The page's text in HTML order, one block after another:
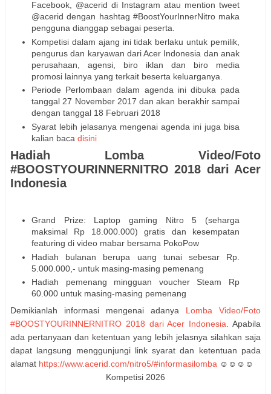
Facebook, @acerid di Instagram atau mention tweet
@acerid dengan hashtag #BoostYourInnerNitro maka
pengguna dianggap sebagai peserta.
Kompetisi dalam ajang ini tidak berlaku untuk pemilik,
pengurus dan karyawan dari Acer Indonesia dan anak
perusahaan, agensi, biro iklan dan biro media
promosi lainnya yang terkait beserta keluarganya.
Periode Perlombaan dalam agenda ini dibuka pada
tanggal 27 November 2017 dan akan berakhir sampai
dengan tanggal 18 Februari 2018
Syarat lebih jelasanya mengenai agenda ini juga bisa
kalian baca disini
Hadiah Lomba Video/Foto
#BOOSTYOURINNERNITRO 2018 dari Acer
Indonesia
Grand Prize: Laptop gaming Nitro 5 (seharga
maksimal Rp 18.000.000) gratis dan kesempatan
featuring di video mabar bersama PokoPow
Hadiah bulanan berupa uang tunai sebesar Rp.
5.000.000,- untuk masing-masing pemenang
Hadiah pemenang mingguan voucher Steam Rp
60.000 untuk masing-masing pemenang
Demikianlah informasi mengenai adanya Lomba Video/Foto
#BOOSTYOURINNERNITRO 2018 dari Acer Indonesia. Apabila
ada pertanyaan dan ketentuan yang lebih jelasnya silahkan saja
dapat langsung menggunjungi link syarat dan ketentuan pada
alamat https://www.acerid.com/nitro5/#informasilomba ☺☺☺☺
Kompetisi 2026